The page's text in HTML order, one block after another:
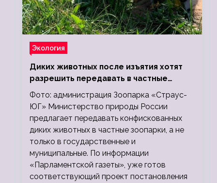
Экология
Диких животных после изъятия хотят
разрешить передавать в частные
зоопарки
Фото: администрация Зоопарка «Страус-
ЮГ» Министерство природы России
предлагает передавать конфискованных
диких животных в частные зоопарки, а не
только в государственные и
муниципальные. По информации
«Парламентской газеты», уже готов
соответствующий проект постановления